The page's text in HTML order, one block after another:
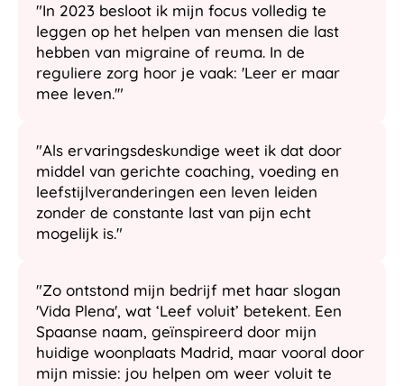
"In 2023 besloot ik mijn focus volledig te
leggen op het helpen van mensen die last
hebben van migraine of reuma. In de
reguliere zorg hoor je vaak: 'Leer er maar
mee leven.'"
"Als ervaringsdeskundige weet ik dat door
middel van gerichte coaching, voeding en
leefstijlveranderingen een leven leiden
zonder de constante last van pijn echt
mogelijk is."
"Zo ontstond mijn bedrijf met haar slogan
'Vida Plena', wat ‘Leef voluit’ betekent. Een
Spaanse naam, geïnspireerd door mijn
huidige woonplaats Madrid, maar vooral door
mijn missie: jou helpen om weer voluit te